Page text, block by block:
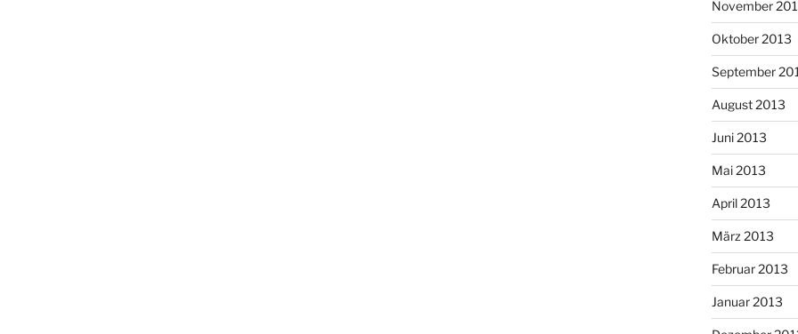
November
Oktober 2013
September
August 2013
Juni 2013
Mai 2013
April 2013
März 2013
Februar 2013
Januar 2013